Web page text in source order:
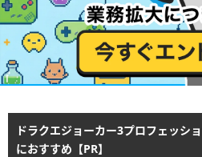
ドラクエジョーカー3プロフェッシ
におすすめ【PR】